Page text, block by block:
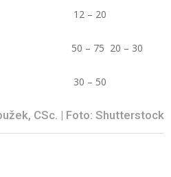
50 12 – 20
50 – 75 20 – 30
30 – 50
CSc. | Foto: Shutterstock